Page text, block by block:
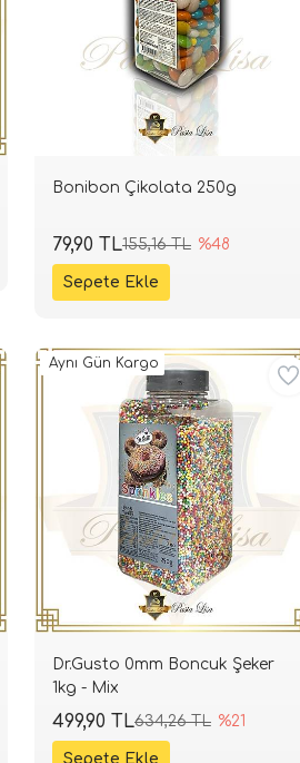
Bonibon Çikolata 250g
155,16 TL %48
79,90 TL
Dr.Gusto 0mm Boncuk Şeker
1kg - Mix
634,26 TL %21
499,90 TL
Aynı Gün Kargo